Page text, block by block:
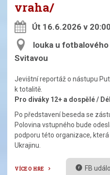
vraha/
Út 16.6.2026 v 20:00
louka u
Svitavou
Jevištní reportáž o nástupu
k totalitě.
Pro diváky 12+ a dospělé /
Po představení beseda se
Polovina vstupného bude
podporu této organizace,
Ukrajinu.
VÍCE O HŘE FB